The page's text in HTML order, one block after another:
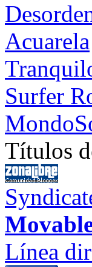
Acuarela
Surfer
Títulos
Línea